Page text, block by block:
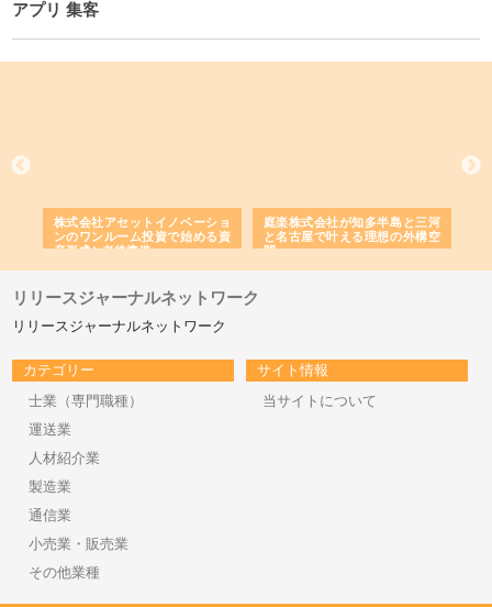
アプリ 集客
株式会社アセットイノベーショ
ンのワンルーム投資で始める資
産形成と老後準備
庭楽株式会社が知多半島と三河
と名古屋で叶える理想の外構空
間
リリースジャーナルネットワーク
リリースジャーナルネットワーク
カテゴリー
士業（専門職種）
運送業
人材紹介業
製造業
通信業
小売業・販売業
その他業種
サイト情報
当サイトについて